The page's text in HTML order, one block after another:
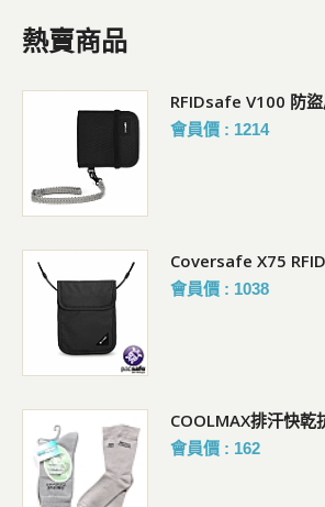
熱賣商品
RFIDsafe V100 防
會員價 : 1214
Coversafe X75
會員價 : 1038
COOLMAX排汗快乾
會員價 : 162